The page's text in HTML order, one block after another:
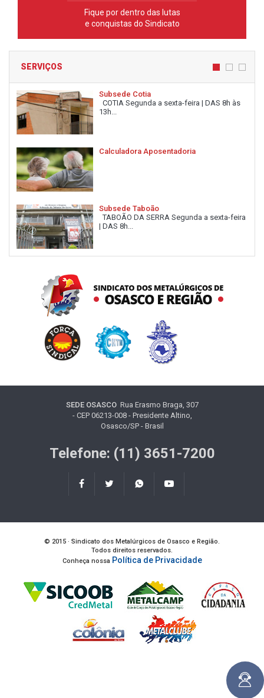
Fique por dentro das lutas
e conquistas do Sindicato
SERVIÇOS
Subsede Cotia
COTIA Segunda a sexta-feira | DAS 8h às
13h...
Calculadora Aposentadoria
Subsede Taboão
TABOÃO DA SERRA Segunda a sexta-feira
| DAS 8h...
SEDE OSASCORua Erasmo Braga, 307
- CEP 06213-008 - Presidente Altino,
Osasco/SP - Brasil
Telefone: (11) 3651-7200
© 2015 · Sindicato dos Metalúrgicos de Osasco e Região.
Todos direitos reservados.
Conheça nossa Política de Privacidade